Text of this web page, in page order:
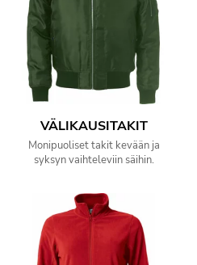
VÄLIKAUSITAKIT
Monipuoliset takit kevään ja
syksyn vaihteleviin säihin.